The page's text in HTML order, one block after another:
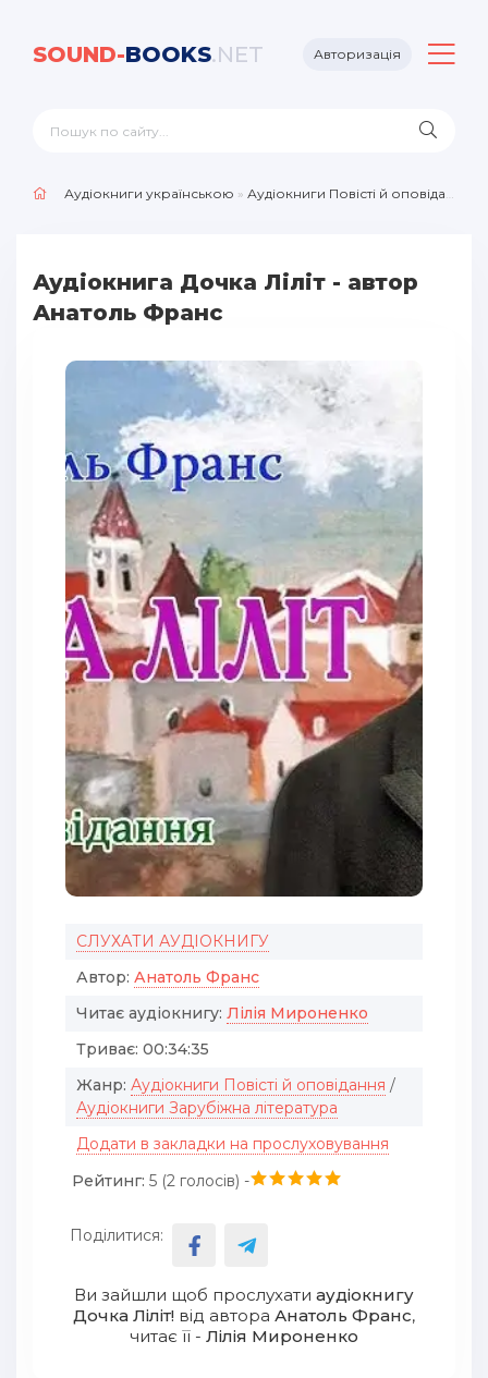
SOUND-BOOKS.NET Авторизація
Аудіокниги українською » Аудіокниги Повісті й оповідання
Аудіокнига Дочка Ліліт - автор
Анатоль Франс
СЛУХАТИ АУДІОКНИГУ
Автор: Анатоль Франс
Читає аудіокнигу: Лілія Мироненко
Триває: 00:34:35
Жанр: Аудіокниги Повісті й оповідання /
Аудіокниги Зарубіжна література
Додати в закладки на прослуховування
Рейтинг: 5 (2 голосів) -
Поділитися:
Ви зайшли щоб прослухати аудіокнигу
Дочка Ліліт! від автора Анатоль Франс,
читає її - Лілія Мироненко